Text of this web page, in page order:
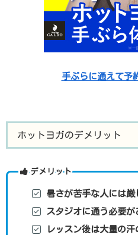
手ぶらに通えて予
ホットヨガのデメリット
デメリット
暑さが苦手な人には厳
スタジオに通う必要が
レッスン後は大量の